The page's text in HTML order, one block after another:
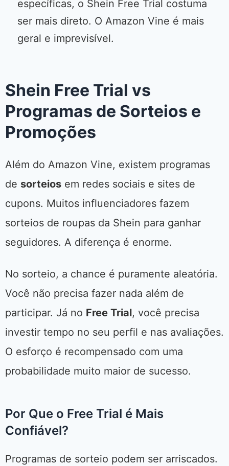
específicas, o Shein Free Trial costuma
ser mais direto. O Amazon Vine é mais
geral e imprevisível.
Shein Free Trial vs
Programas de Sorteios e
Promoções
Além do Amazon Vine, existem programas
de sorteios em redes sociais e sites de
cupons. Muitos influenciadores fazem
sorteios de roupas da Shein para ganhar
seguidores. A diferença é enorme.
No sorteio, a chance é puramente aleatória.
Você não precisa fazer nada além de
participar. Já no Free Trial, você precisa
investir tempo no seu perfil e nas avaliações.
O esforço é recompensado com uma
probabilidade muito maior de sucesso.
Por Que o Free Trial é Mais
Confiável?
Programas de sorteio podem ser arriscados.